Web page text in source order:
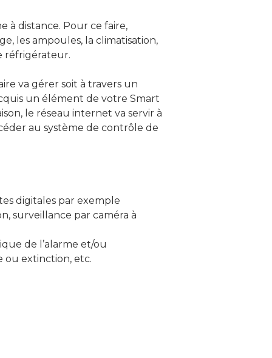
à distance. Pour ce faire,
les ampoules, la climatisation,
réfrigérateur.
va gérer soit à travers un
un élément de votre Smart
le réseau internet va servir à
au système de contrôle de
digitales par exemple
surveillance par caméra à
de l’alarme et/ou
ou extinction, etc.